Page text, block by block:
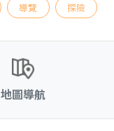
導覽 探險
地圖導航